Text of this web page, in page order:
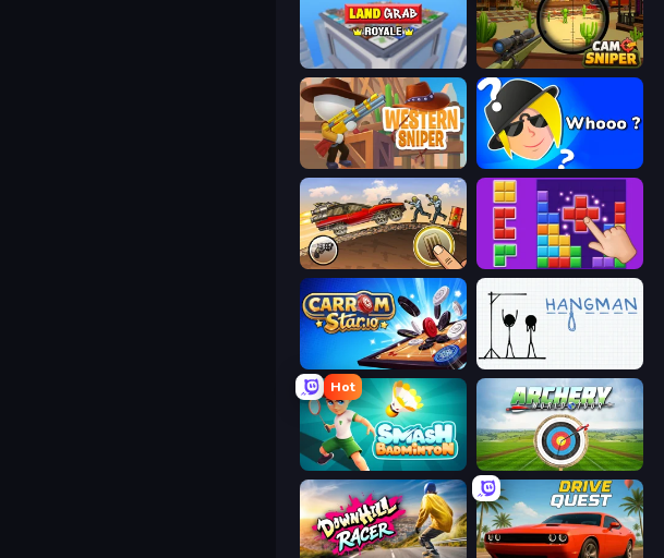
Landgrab Royale Camo Sniper
Western Sniper Whooo?
Earn to Die: Zombie Ride BlockBuster Puzzle
Carrom Stars.io Hangman
Hot
Smash Badminton Archery World Tour